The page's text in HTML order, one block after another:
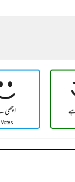
اچھی
Votes